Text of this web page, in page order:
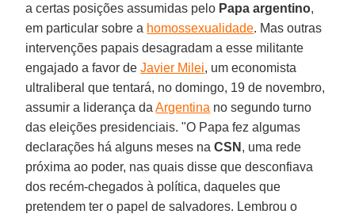
a certas posições assumidas pelo Papa argentino,
em particular sobre a homossexualidade. Mas outras
intervenções papais desagradam a esse militante
engajado a favor deJavier Milei, um economista
ultraliberal que tentará, no domingo, 19 de novembro,
assumir a liderança daArgentina no segundo turno
das eleições presidenciais. "O Papa fez algumas
declarações há alguns meses naCSN , uma rede
próxima ao poder, nas quais disse que desconfiava
dos recém-chegados à política, daqueles que
pretendem ter o papel de salvadores. Lembrou o